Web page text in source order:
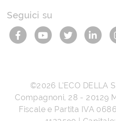
Seguici su
©2026 L’ECO DELLA
Compagnoni, 28 - 20129
Fiscale e Partita IVA